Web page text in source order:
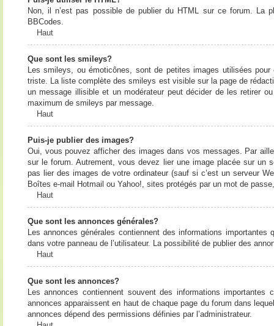
Non, il n’est pas possible de publier du HTML sur ce forum. La
BBCodes.
Haut
Que sont les smileys?
Les smileys, ou émoticônes, sont de petites images utilisées
triste. La liste complète des smileys est visible sur la page de
un message illisible et un modérateur peut décider de les retirer
maximum de smileys par message.
Haut
Puis-je publier des images?
Oui, vous pouvez afficher des images dans vos messages. Par
sur le forum. Autrement, vous devez lier une image placée sur un
pas lier des images de votre ordinateur (sauf si c’est un serveur
Boîtes e-mail Hotmail ou Yahoo!, sites protégés par un mot de
Haut
Que sont les annonces générales?
Les annonces générales contiennent des informations
dans votre panneau de l’utilisateur. La possibilité de publier des
Haut
Que sont les annonces?
Les annonces contiennent souvent des informations
annonces apparaissent en haut de chaque page du forum dans
annonces dépend des permissions définies par l’administrateur.